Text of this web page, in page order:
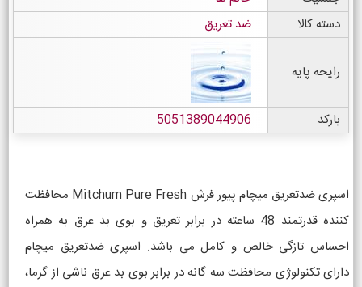
دسته کالا
ضد تعریق
رایحه پایه
بارکد 5051389044906
اسپری ضدتعریق میچام پیور فرش Mitchum Pure Fresh محافظت
کننده قدرتمند 48 ساعته در برابر تعریق و بوی بد عرق به همراه
احساس تازگی خالص و کامل می باشد. اسپری ضدتعریق میچام
دارای تکنولوژی محافظت سه گانه در برابر بوی بد عرق ناشی از گرما،